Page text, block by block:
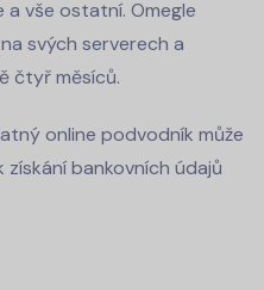
vše ostatní. Omegle
svých serverech a
čtyř měsíců.
online podvodník může
bankovních údajů